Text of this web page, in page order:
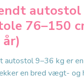
autostol
76–150
år)
autostol 9–36 kg er
en bred vægt- og